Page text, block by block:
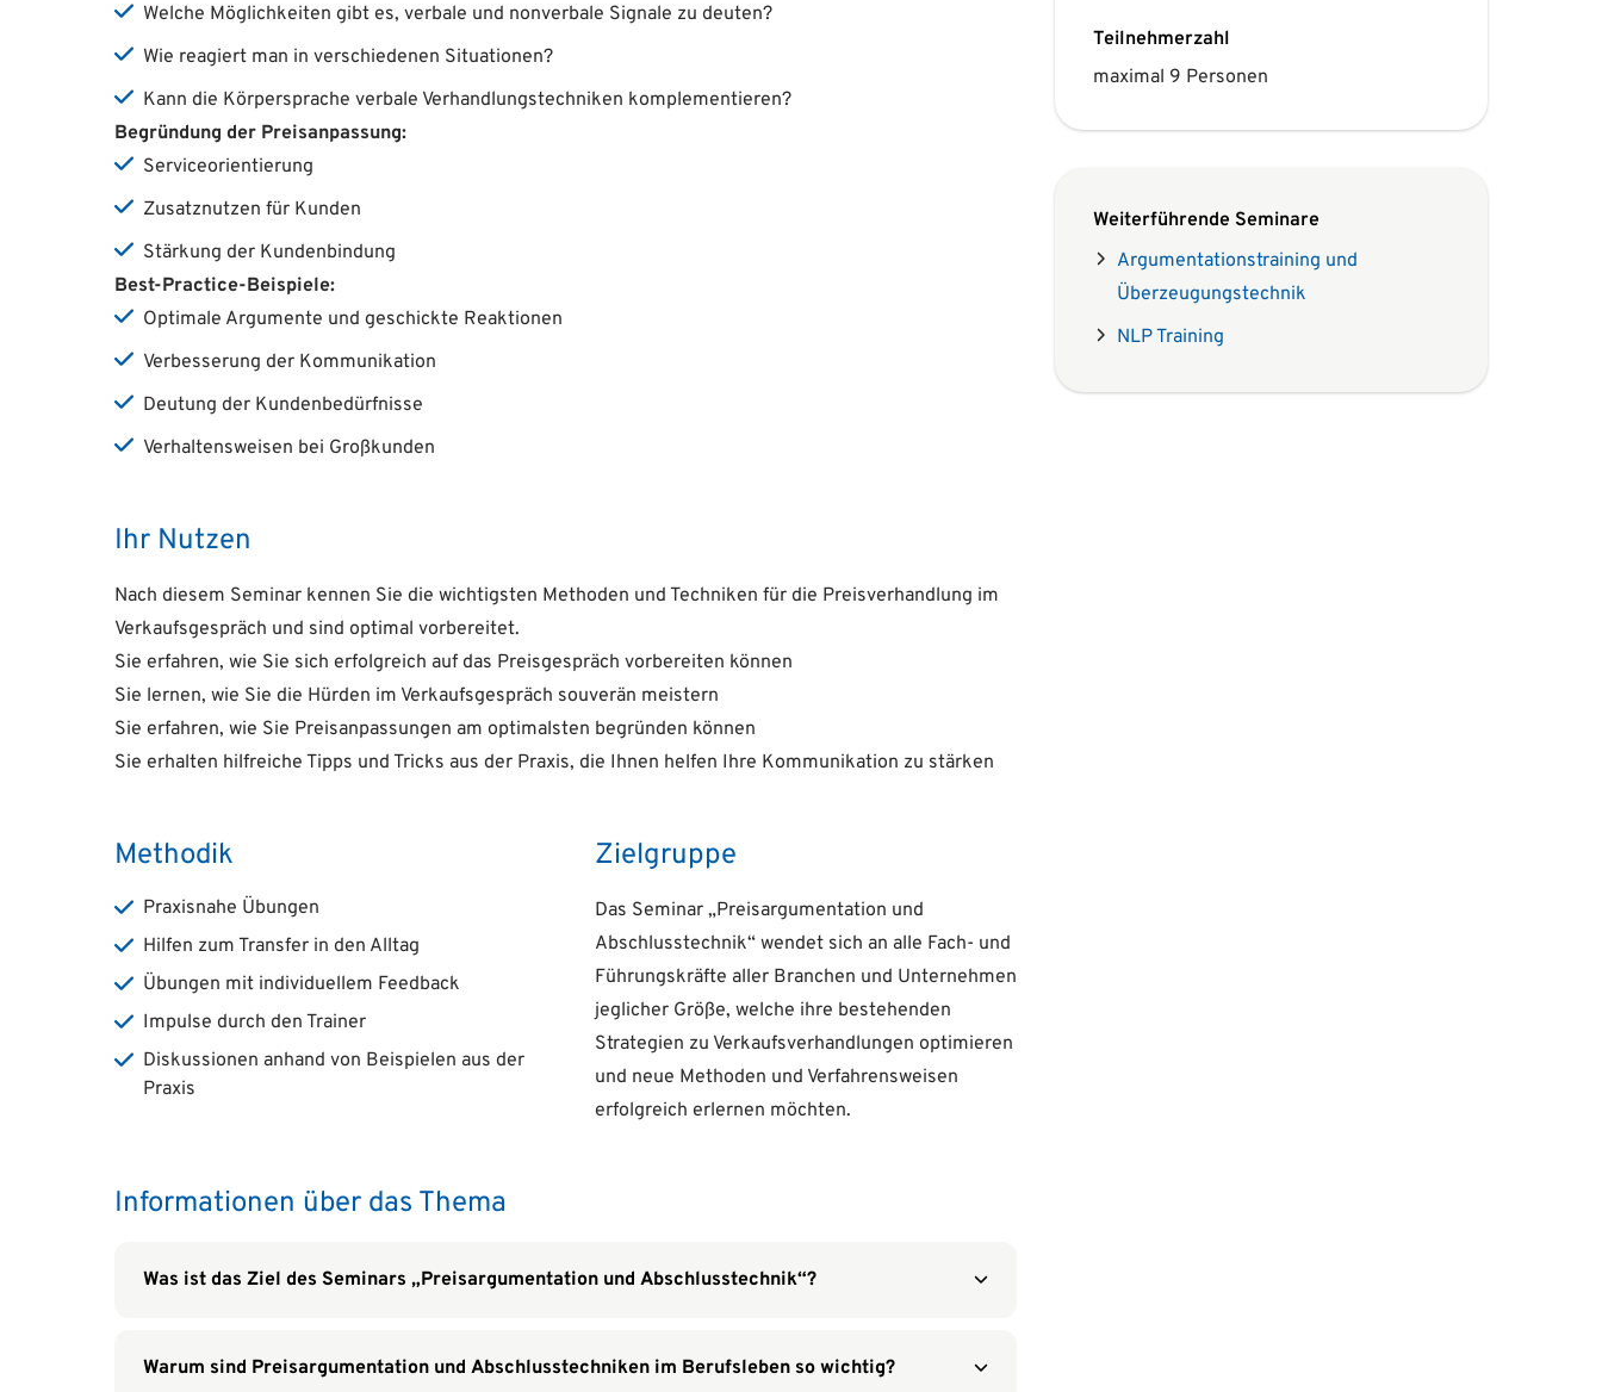
Welche Möglichkeiten gibt es, verbale und nonverbale Signale zu deuten?
Wie reagiert man in verschiedenen Situationen?
Kann die Körpersprache verbale Verhandlungstechniken komplementieren?
Begründung der Preisanpassung:
Serviceorientierung
Zusatznutzen für Kunden
Stärkung der Kundenbindung
Best-Practice-Beispiele:
Optimale Argumente und geschickte Reaktionen
Verbesserung der Kommunikation
Deutung der Kundenbedürfnisse
Verhaltensweisen bei Großkunden
Ihr Nutzen
Nach diesem Seminar kennen Sie die wichtigsten Methoden und Techniken für die Preisverhandlung im
Verkaufsgespräch und sind optimal vorbereitet.
Sie erfahren, wie Sie sich erfolgreich auf das Preisgespräch vorbereiten können
Sie lernen, wie Sie die Hürden im Verkaufsgespräch souverän meistern
Sie erfahren, wie Sie Preisanpassungen am optimalsten begründen können
Sie erhalten hilfreiche Tipps und Tricks aus der Praxis, die Ihnen helfen Ihre Kommunikation zu stärken
Methodik
Praxisnahe Übungen
Hilfen zum Transfer in den Alltag
Übungen mit individuellem Feedback
Impulse durch den Trainer
Diskussionen anhand von Beispielen aus der
Praxis
Zielgruppe
Das Seminar „Preisargumentation und
Abschlusstechnik“ wendet sich an alle Fach- und
Führungskräfte aller Branchen und Unternehmen
jeglicher Größe, welche ihre bestehenden
Strategien zu Verkaufsverhandlungen optimieren
und neue Methoden und Verfahrensweisen
erfolgreich erlernen möchten.
Informationen über das Thema
Was ist das Ziel des Seminars „Preisargumentation und Abschlusstechnik“?
Warum sind Preisargumentation und Abschlusstechniken im Berufsleben so wichtig?
Teilnehmerzahl
maximal 9 Personen
Weiterführende Seminare
Argumentationstraining und
Überzeugungstechnik
NLP Training